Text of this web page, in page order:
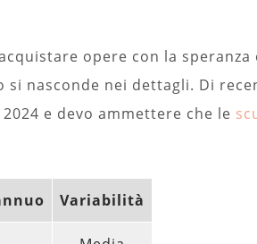
opere con la speranza
nasconde nei dettagli. Di
e devo ammettere che le
Variabilità